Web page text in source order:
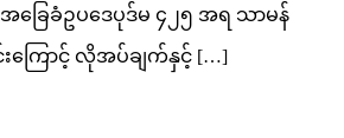
ေခံဥပဒေပုဒ်မ ၄၂၅ အရ သာမန်
ကြောင့် လိုအပ်ချက်နှင့် […]